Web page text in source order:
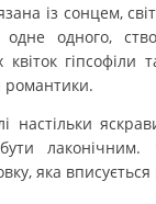
із сонцем,
одного,
гіпсофіли
романтики.
настільки
лаконічним.
яка